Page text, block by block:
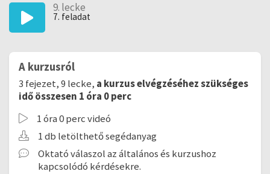
9. lecke
7. feladat
A kurzusról
3 fejezet, 9 lecke, a kurzus elvégzéséhez szükséges
idő összesen 1 óra 0 perc
1 óra 0 perc videó
1 db letölthető segédanyag
Oktató válaszol az általános és kurzushoz
kapcsolódó kérdésekre.